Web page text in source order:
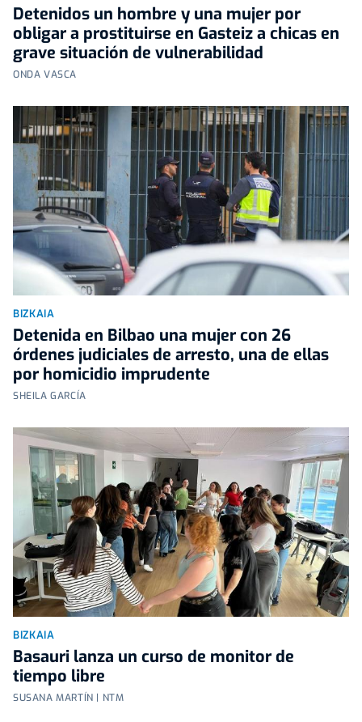
Detenidos un hombre y una mujer por
obligar a prostituirse en Gasteiz a chicas en
grave situación de vulnerabilidad
ONDA VASCA
BIZKAIA
Detenida en Bilbao una mujer con 26
órdenes judiciales de arresto, una de ellas
por homicidio imprudente
SHEILA GARCÍA
BIZKAIA
Basauri lanza un curso de monitor de
tiempo libre
SUSANA MARTÍN | NTM